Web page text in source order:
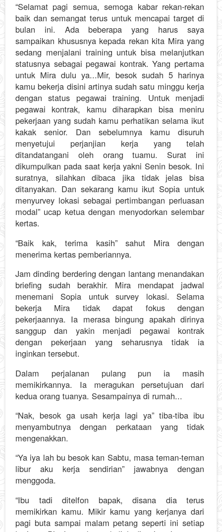
“Selamat pagi semua, semoga kabar rekan-rekan
baik dan semangat terus untuk mencapai target di
bulan ini. Ada beberapa yang harus saya
sampaikan khususnya kepada rekan kita Mira yang
sedang menjalani training untuk bisa melanjutkan
statusnya sebagai pegawai kontrak. Yang pertama
untuk Mira dulu ya...Mir, besok sudah 5 harinya
kamu bekerja disini artinya sudah satu minggu kerja
dengan status pegawai training. Untuk menjadi
pegawai kontrak, kamu diharapkan bisa meniru
pekerjaan yang sudah kamu perhatikan selama ikut
kakak senior. Dan sebelumnya kamu disuruh
menyetujui perjanjian kerja yang telah
ditandatangani oleh orang tuamu. Surat ini
dikumpulkan pada saat kerja yakni Senin besok. Ini
suratnya, silahkan dibaca jika tidak jelas bisa
ditanyakan. Dan sekarang kamu ikut Sopia untuk
menyurvey lokasi sebagai pertimbangan perluasan
modal” ucap ketua dengan menyodorkan selembar
kertas.
“Baik kak, terima kasih” sahut Mira dengan
menerima kertas pemberiannya.
Jam dinding berdering dengan lantang menandakan
briefing sudah berakhir. Mira mendapat jadwal
menemani Sopia untuk survey lokasi. Selama
bekerja Mira tidak dapat fokus dengan
pekerjaannya. Ia merasa bingung apakah dirinya
sanggup dan yakin menjadi pegawai kontrak
dengan pekerjaan yang seharusnya tidak ia
inginkan tersebut.
Dalam perjalanan pulang pun ia masih
memikirkannya. Ia meragukan persetujuan dari
kedua orang tuanya. Sesampainya di rumah...
“Nak, besok ga usah kerja lagi ya” tiba-tiba ibu
menyambutnya dengan perkataan yang tidak
mengenakkan.
“Ya iya lah bu besok kan Sabtu, masa teman-teman
libur aku kerja sendirian” jawabnya dengan
menggoda.
“Ibu tadi ditelfon bapak, disana dia terus
memikirkan kamu. Mikir kamu yang kerjanya dari
pagi buta sampai malam petang seperti ini setiap